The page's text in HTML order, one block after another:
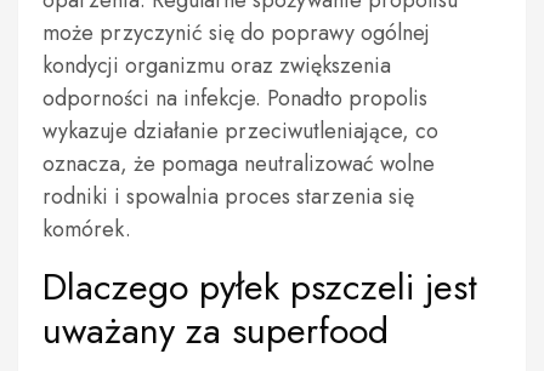
może przyczynić się do poprawy ogólnej
kondycji organizmu oraz zwiększenia
odporności na infekcje. Ponadto propolis
wykazuje działanie przeciwutleniające, co
oznacza, że pomaga neutralizować wolne
rodniki i spowalnia proces starzenia się
komórek.
Dlaczego pyłek pszczeli jest
uważany za superfood